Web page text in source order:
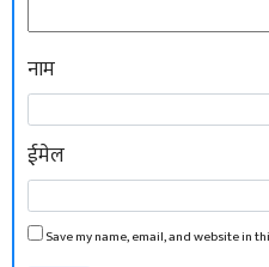
नाम
ईमेल
Save my name, email, and website in